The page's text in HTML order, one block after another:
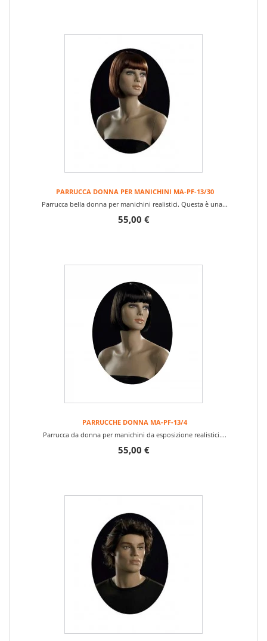
PARRUCCA DONNA PER MANICHINI MA-PF-13/30
Parrucca bella donna per manichini realistici. Questa è una...
55,00 €
PARRUCCHE DONNA MA-PF-13/4
Parrucca da donna per manichini da esposizione realistici....
55,00 €